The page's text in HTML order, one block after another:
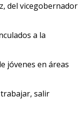
del vicegobernador
a la
jóvenes en áreas
salir